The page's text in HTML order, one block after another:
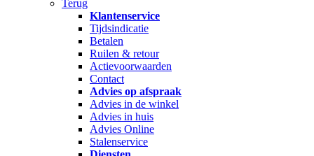
Terug
Klantenservice
Tijdsindicatie
Betalen
Ruilen & retour
Actievoorwaarden
Contact
Advies op afspraak
Advies in de winkel
Advies in huis
Advies Online
Stalenservice